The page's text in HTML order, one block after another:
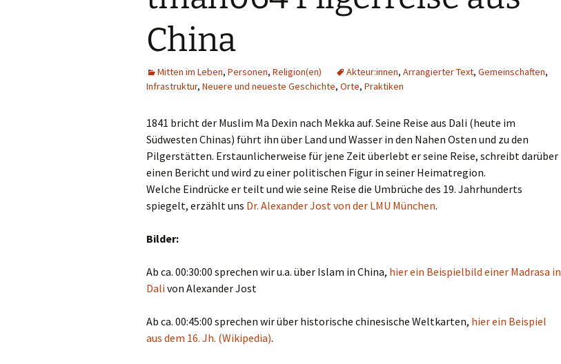
Sprache und Literatur
China
Mitten im Leben, Personen, Religion(en) Akteur:innen, Arrangierter Text, Gemeinschaften,
Infrastruktur, Neuere und neueste Geschichte, Orte, Praktiken
1841 bricht der Muslim Ma Dexin nach Mekka auf. Seine Reise aus Dali (heute im
Südwesten Chinas) führt ihn über Land und Wasser in den Nahen Osten und zu den
Pilgerstätten. Erstaunlicherweise für jene Zeit überlebt er seine Reise, schreibt darüber
einen Bericht und wird zu einer politischen Figur in seiner Heimatregion.
Welche Eindrücke er teilt und wie seine Reise die Umbrüche des 19. Jahrhunderts
spiegelt, erzählt uns Dr. Alexander Jost von der LMU München.
Bilder:
Ab ca. 00:30:00 sprechen wir u.a. über Islam in China, hier ein Beispielbild einer Madrasa in
Dalivon Alexander Jost
Ab ca. 00:45:00 sprechen wir über historische chinesische Weltkarten, hier ein Beispiel
aus dem 16. Jh. (Wikipedia).